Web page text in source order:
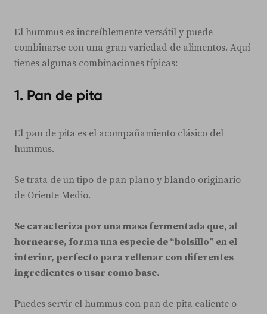
El hummus es increíblemente versátil y puede
combinarse con una gran variedad de alimentos. Aquí
tienes algunas combinaciones típicas:
1. Pan de pita
El pan de pita es el acompañamiento clásico del
hummus.
Se trata de un tipo de pan plano y blando originario
de Oriente Medio.
Se caracteriza por una masa fermentada que, al
hornearse, forma una especie de “bolsillo” en el
interior, perfecto para rellenar con diferentes
ingredientes o usar como base.
Puedes servir el hummus con pan de pita caliente o